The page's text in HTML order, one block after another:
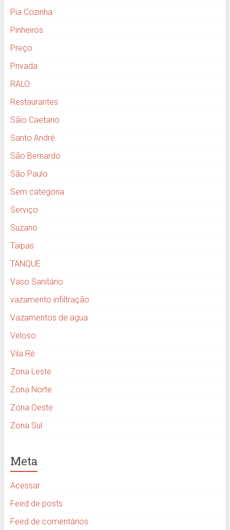
Pia Cozinha
Pinheiros
Preço
Privada
RALO
Restaurantes
Sãio Caetano
Santo André
São Bernardo
São Paulo
Sem categoria
Serviço
Suzano
Taipas
TANQUE
Vaso Sanitário
vazamento infiltração
Vazamentos de agua
Veloso
Vila Ré
Zona Leste
Zona Norte
Zona Oeste
Zona Sul
Meta
Acessar
Feed de posts
Feed de comentários